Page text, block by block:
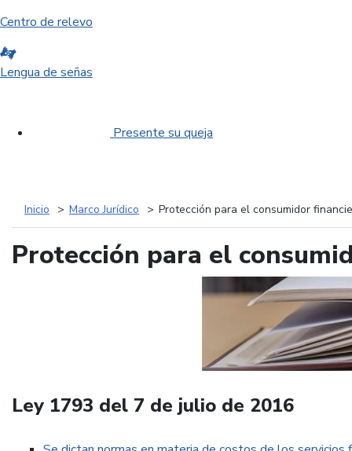
Centro de relevo
Lengua de señas
Presente su queja
Inicio Marco Jurídico Protección para el consumidor
Protección para el
Ley 1793 del 7 de julio de 2016